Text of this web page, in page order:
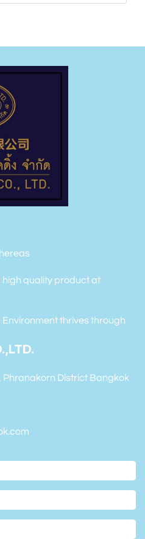
high quality product at
thrives through
Phranakorn District Bangkok